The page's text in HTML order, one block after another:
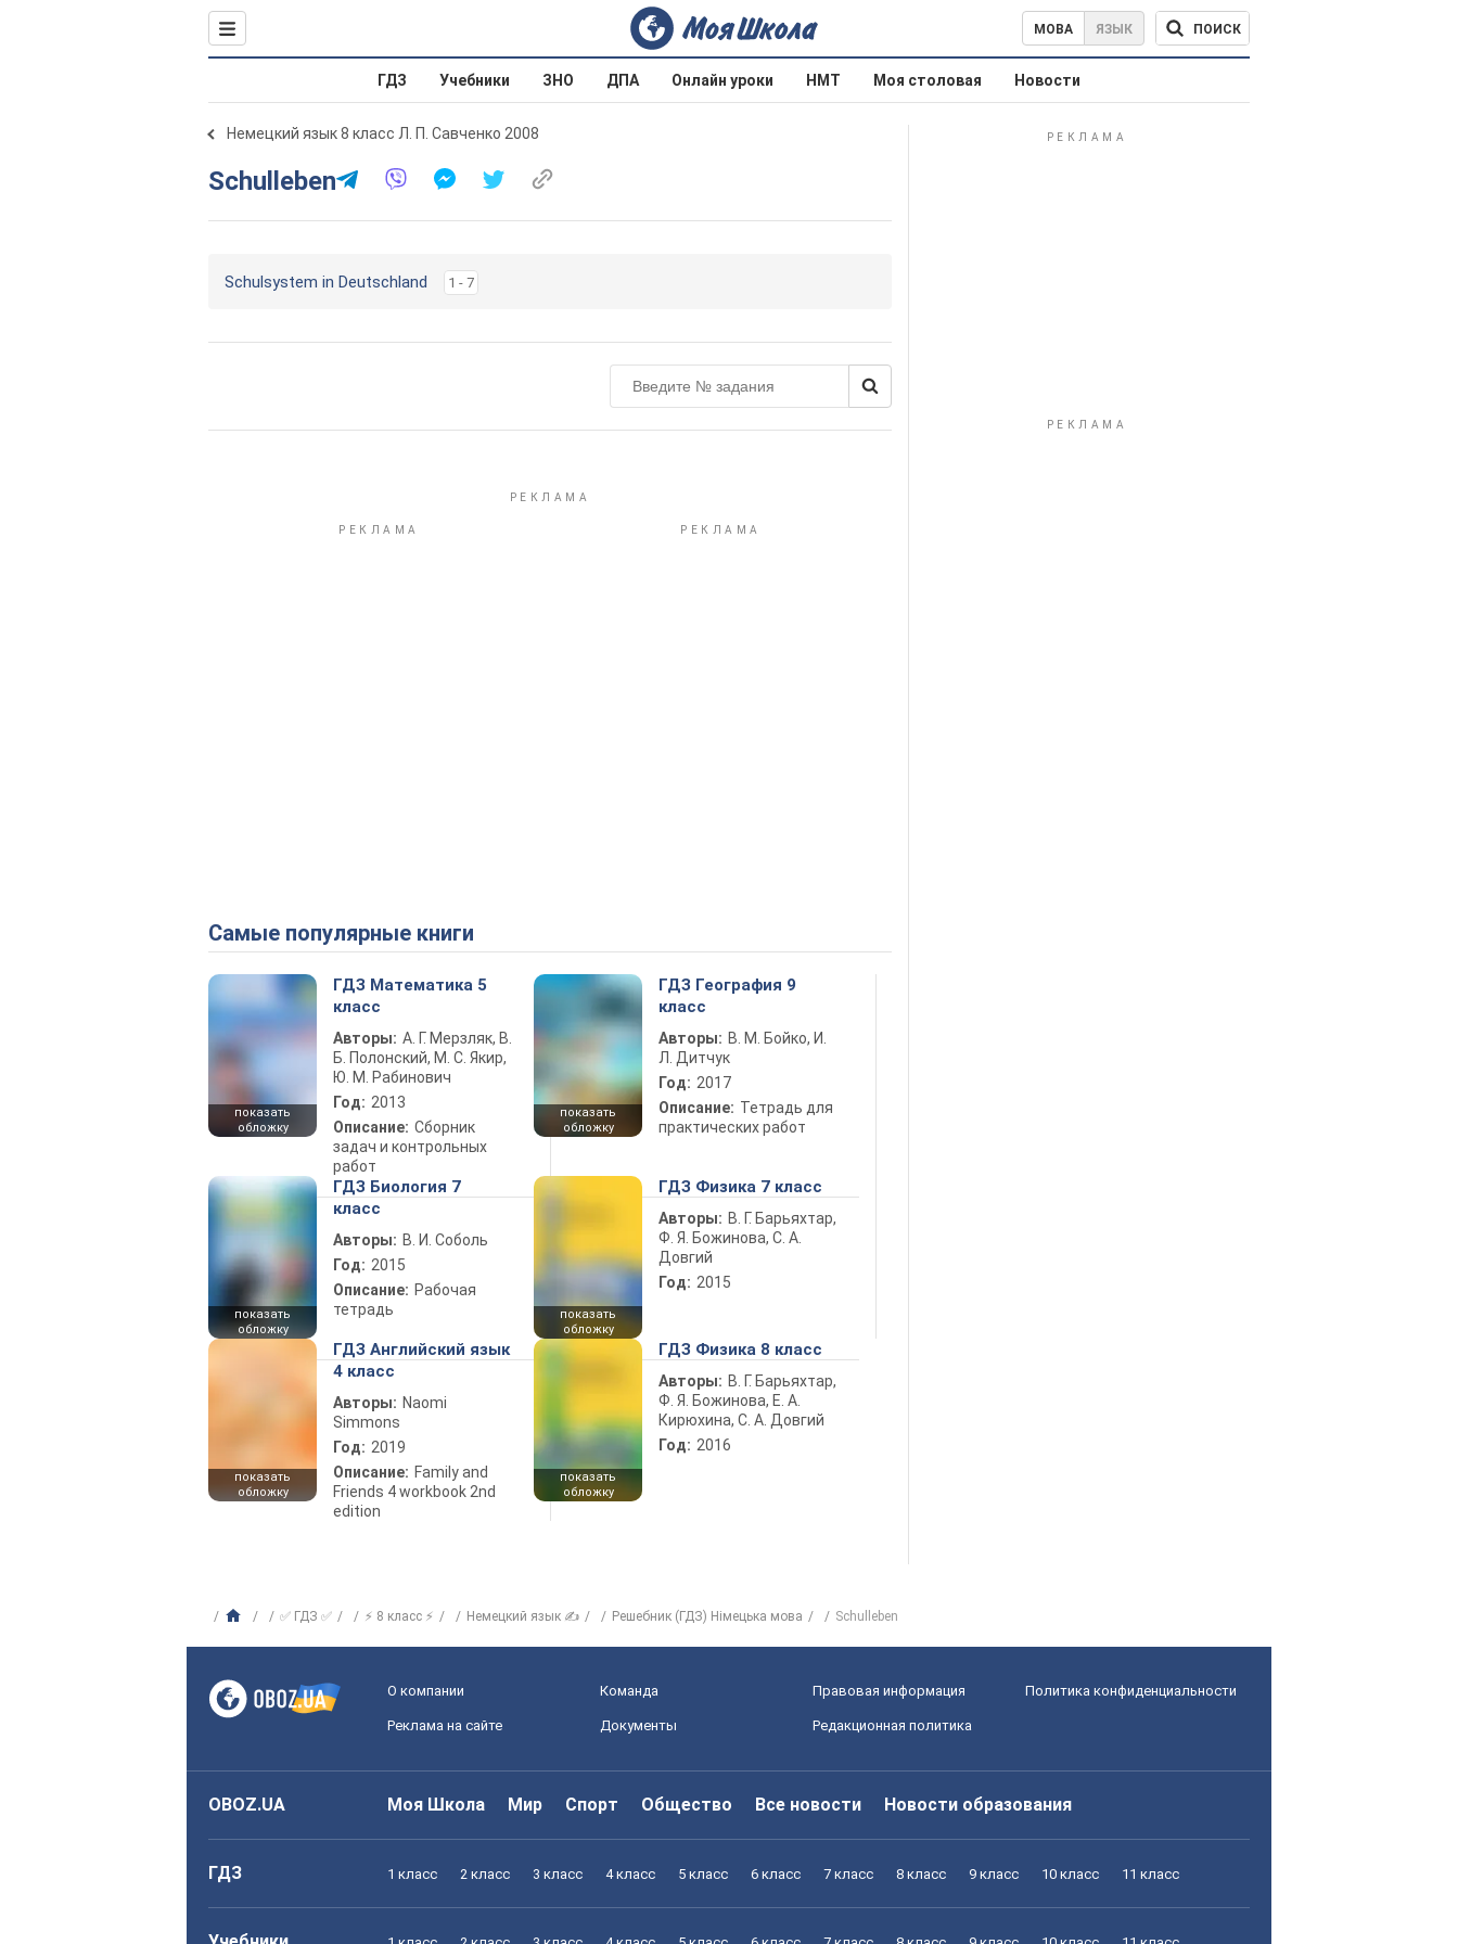
МОВА ЯЗЫК ПОИСК
ГДЗ Учебники ЗНО ДПА Онлайн уроки НМТ Моя столовая Новости
Немецкий язык 8 класс Л. П. Савченко 2008
Schulleben
Schulsystem in Deutschland 1 - 7
Самые популярные книги
показать
обложку
ГДЗ Математика 5
класс
Авторы: А. Г. Мерзляк, В.
Б. Полонский, М. С. Якир,
Ю. М. Рабинович
Год: 2013
Описание: Сборник
задач и контрольных
работ
показать
обложку
ГДЗ География 9
класс
Авторы: В. М. Бойко, И.
Л. Дитчук
Год: 2017
Описание: Тетрадь для
практических работ
показать
обложку
ГДЗ Биология 7
класс
Авторы: В. И. Соболь
Год: 2015
Описание: Рабочая
тетрадь
показать
обложку
ГДЗ Физика 7 класс
Авторы: В. Г. Барьяхтар,
Ф. Я. Божинова, С. А.
Довгий
Год: 2015
показать
обложку
ГДЗ Английский язык
4 класс
Авторы: Naomi
Simmons
Год: 2019
Описание: Family and
Friends 4 workbook 2nd
edition
показать
обложку
ГДЗ Физика 8 класс
Авторы: В. Г. Барьяхтар,
Ф. Я. Божинова, Е. А.
Кирюхина, С. А. Довгий
Год: 2016
✅ ГДЗ ✅ ⚡ 8 класс ⚡ Немецкий язык ✍ Решебник (ГДЗ) Німецька мова Schulleben
О компании Команда Правовая информация Политика конфиденциальности
Реклама на сайте Документы Редакционная политика
OBOZ.UA Моя Школа Мир Спорт Общество Все новости Новости образования
ГДЗ 1 класс 2 класс 3 класс 4 класс 5 класс 6 класс 7 класс 8 класс 9 класс 10 класс 11 класс